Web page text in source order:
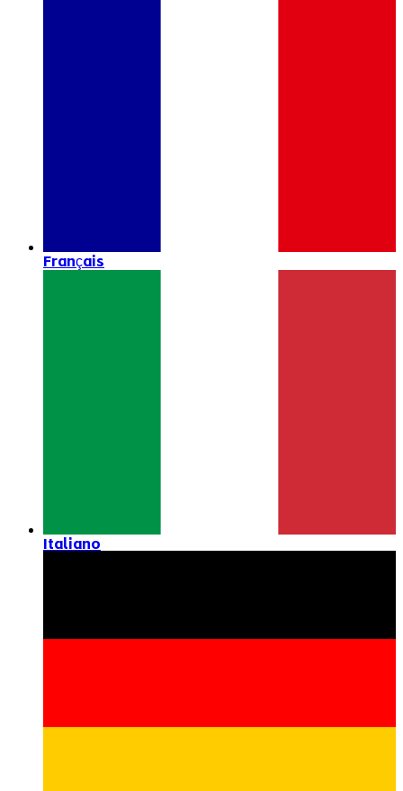
Français
Italiano